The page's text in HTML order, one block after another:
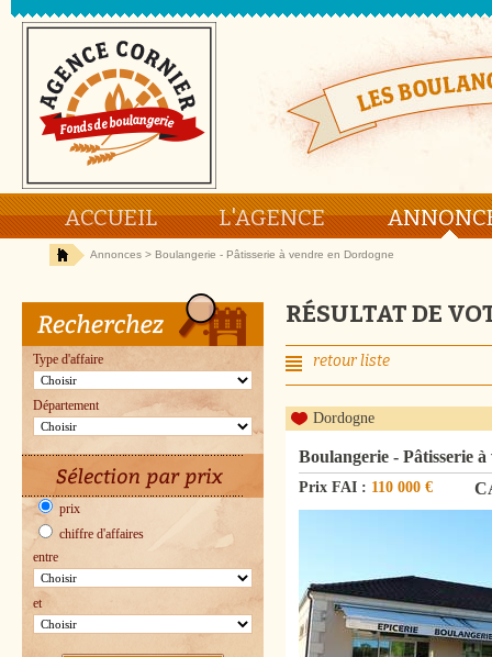
ACCUEIL L'AGENCE
Annonces > Boulangerie - Pâtisserie à vendre en Dordogne
Type d'affaire
Département
prix
chiffre d'affaires
entre
et
RÉSULTAT DE
retour liste
Dordogne
Boulangerie - Pâtisserie
Prix FAI : 110 000 €